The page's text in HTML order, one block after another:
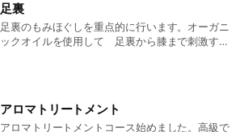
足裏
足裏のもみほぐしを重点的に行います。オーガニ
ックオイルを使用して 足裏から膝まで刺激する
アロマトリートメント
アロマトリートメントコース始めました。高級で